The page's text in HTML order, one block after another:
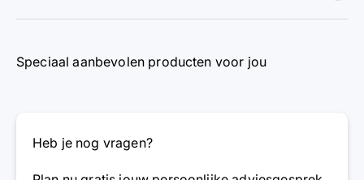
Speciaal aanbevolen producten voor jou
Heb je nog vragen?